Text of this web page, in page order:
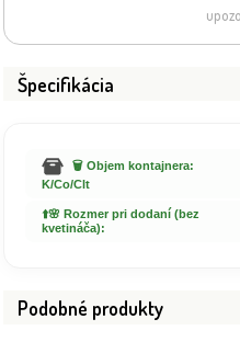
Špecifikácia
🗑️ Objem kontajnera:
K/Co/Clt
⬆️🌸 Rozmer pri dodaní (bez
kvetináča):
Podobné produkty